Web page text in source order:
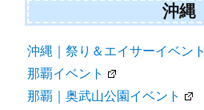
沖縄
沖縄｜祭り＆エイサーイベント
那覇イベント
那覇｜奥武山公園イベント